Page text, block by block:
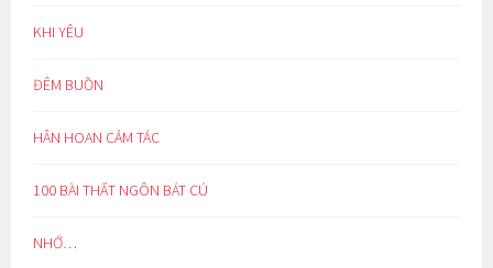
KHI YÊU
ĐÊM BUỒN
HÂN HOAN CẢM TÁC
100 BÀI THẤT NGÔN BÁT CÚ
NHỚ…